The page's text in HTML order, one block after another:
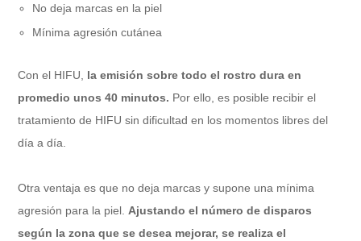
No deja marcas en la piel
Mínima agresión cutánea
Con el HIFU, la emisión sobre todo el rostro dura en
promedio unos 40 minutos. Por ello, es posible recibir el
tratamiento de HIFU sin dificultad en los momentos libres del
día a día.
Otra ventaja es que no deja marcas y supone una mínima
agresión para la piel. Ajustando el número de disparos
según la zona que se desea mejorar, se realiza el